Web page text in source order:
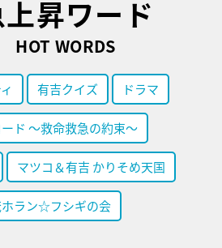
昇ワード
HOT WORDS
有吉クイズ ドラマ
ド ～救命救急の約束～
マツコ＆有吉 かりそめ天国
ホラン☆フシギの会